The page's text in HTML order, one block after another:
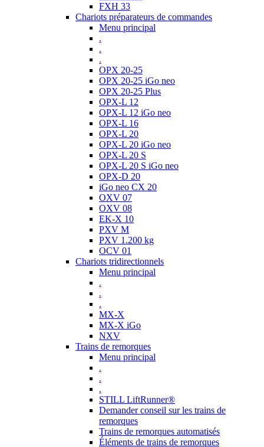
FXH 33
Chariots préparateurs de commandes
Menu principal
.
.
.
OPX 20-25
OPX 20-25 iGo neo
OPX 20-25 Plus
OPX-L 12
OPX-L 12 iGo neo
OPX-L 16
OPX-L 20
OPX-L 20 iGo neo
OPX-L 20 S
OPX-L 20 S iGo neo
OPX-D 20
iGo neo CX 20
OXV 07
OXV 08
EK-X 10
PXV M
PXV 1.200 kg
OCV 01
Chariots tridirectionnels
Menu principal
.
.
.
MX-X
MX-X iGo
NXV
Trains de remorques
Menu principal
.
.
.
STILL LiftRunner®
Demander conseil sur les trains de
remorques
Trains de remorques automatisés
Éléments de trains de remorques